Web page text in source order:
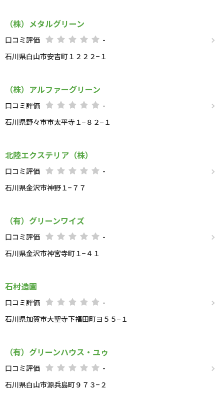
（株）メタルグリーン
口コミ評価
-
石川県白山市安吉町１２２２−１
（株）アルファーグリーン
口コミ評価
-
石川県野々市市太平寺１−８２−１
北陸エクステリア（株）
口コミ評価
-
石川県金沢市神野１−７７
（有）グリーンワイズ
口コミ評価
-
石川県金沢市神宮寺町１−４１
石村造園
口コミ評価
-
石川県加賀市大聖寺下福田町ヨ５５−１
（有）グリーンハウス・ユゥ
口コミ評価
-
石川県白山市源兵島町９７３−２